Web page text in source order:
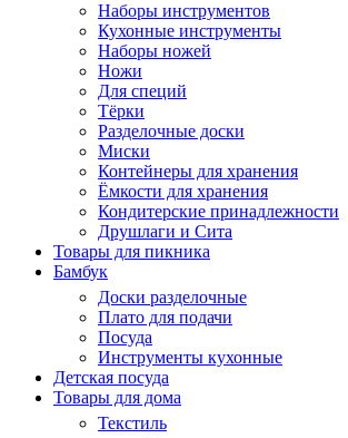
Наборы инструментов
Кухонные инструменты
Наборы ножей
Ножи
Для специй
Тёрки
Разделочные доски
Миски
Контейнеры для хранения
Ёмкости для хранения
Кондитерские принадлежности
Друшлаги и Сита
Товары для пикника
Бамбук
Доски разделочные
Плато для подачи
Посуда
Инструменты кухонные
Детская посуда
Товары для дома
Текстиль